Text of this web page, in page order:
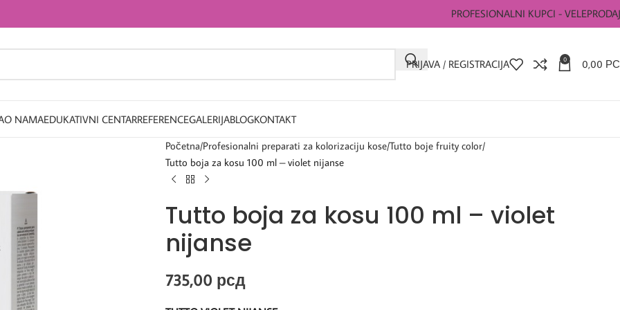
PROFESIONALNI KUPCI -
PRIJAVA / REGISTRACIJA 0 0,00
O NAMAEDUKATIVNI CENTARREFERENCEGALERIJABLOGKONTAKT
Početna Profesionalni preparati za kolorizaciju kose Tutto boje fruity color
Tutto boja za kosu 100 ml – violet nijanse
Tutto boja za kosu 100 ml – violet
nijanse
735,00 рсд